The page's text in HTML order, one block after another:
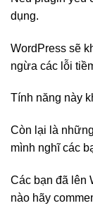
dụng.
WordPress sẽ
ngừa các lỗi
Tính năng này
Còn lại là
mình nghĩ các
Các bạn đã lên
nào hãy